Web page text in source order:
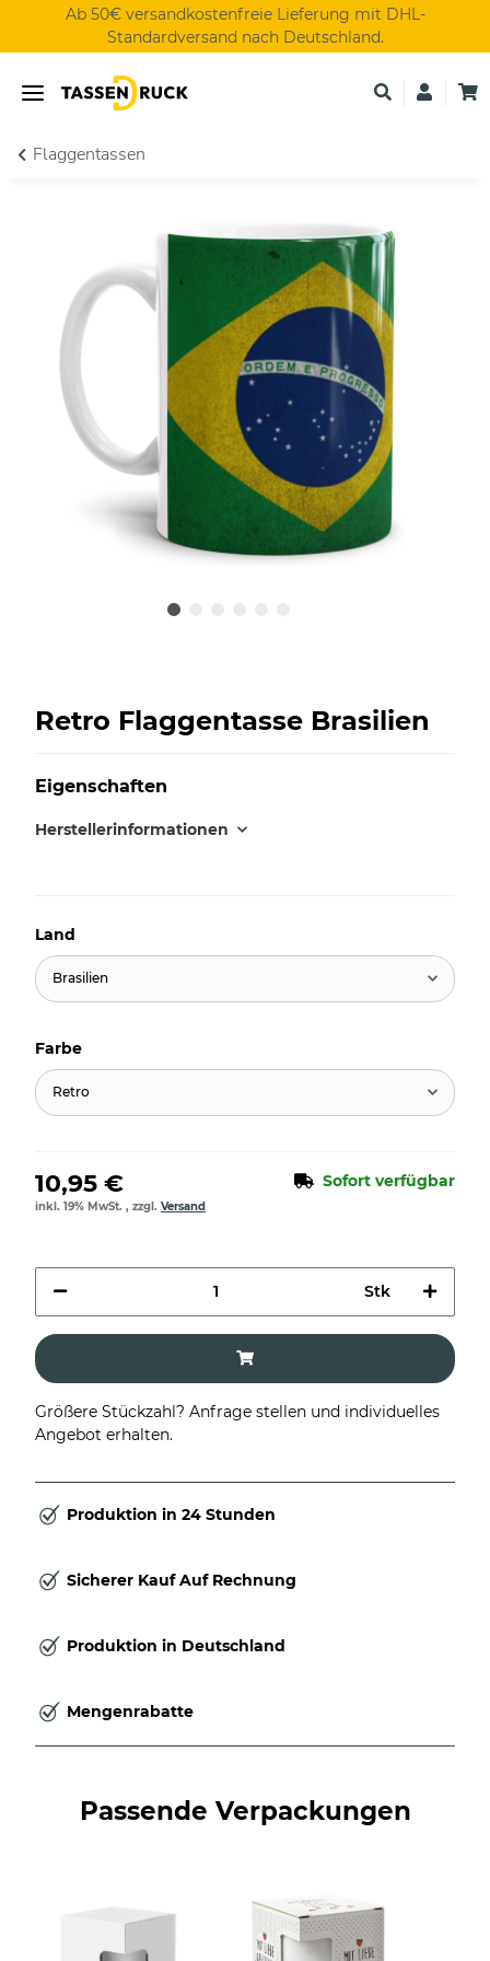
Ab 50€ versandkostenfreie Lieferung mit DHL-
Standardversand nach Deutschland.
Flaggentassen
Retro Flaggentasse Brasilien
Eigenschaften
Herstellerinformationen
Land
Brasilien
Farbe
Retro
10,95 € Sofort verfügbar
inkl. 19% MwSt. , zzgl. Versand
Stk
Größere Stückzahl? Anfrage stellen und individuelles
Angebot erhalten.
Produktion in 24 Stunden
Sicherer Kauf Auf Rechnung
Produktion in Deutschland
Mengenrabatte
Passende Verpackungen